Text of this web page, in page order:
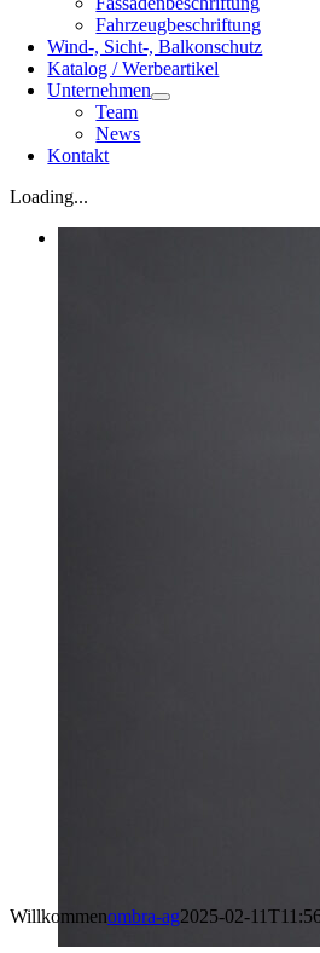
Fahrzeugbeschriftung
Wind-, Sicht-, Balkonschutz
Katalog / Werbeartikel
Unternehmen
Team
News
Kontakt
Loading...
Willkommenombra-ag2025-02-